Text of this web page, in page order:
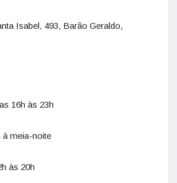
Isabel, 493, Barão Geraldo,
16h às 23h
à meia-noite
às 20h